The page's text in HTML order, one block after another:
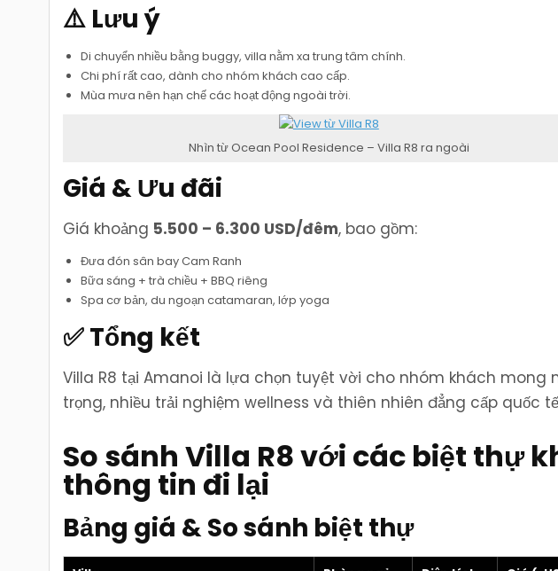
⚠️ Lưu ý
Di chuyển nhiều bằng buggy, villa nằm xa trung tâm chính.
Chi phí rất cao, dành cho nhóm khách cao cấp.
Mùa mưa nên hạn chế các hoạt động ngoài trời.
Nhìn từ Ocean Pool Residence – Villa R8 ra ngoài
Giá & Ưu đãi
Giá khoảng 5.500 – 6.300 USD/đêm, bao gồm:
Đưa đón sân bay Cam Ranh
Bữa sáng + trà chiều + BBQ riêng
Spa cơ bản, du ngoạn catamaran, lớp yoga
✅ Tổng kết
Villa R8 tại Amanoi là lựa chọn tuyệt vời cho nhóm khách mong
trọng, nhiều trải nghiệm wellness và thiên nhiên đẳng cấp quốc
So sánh Villa R8 với các biệt thự
thông tin đi lại
Bảng giá & So sánh biệt thự